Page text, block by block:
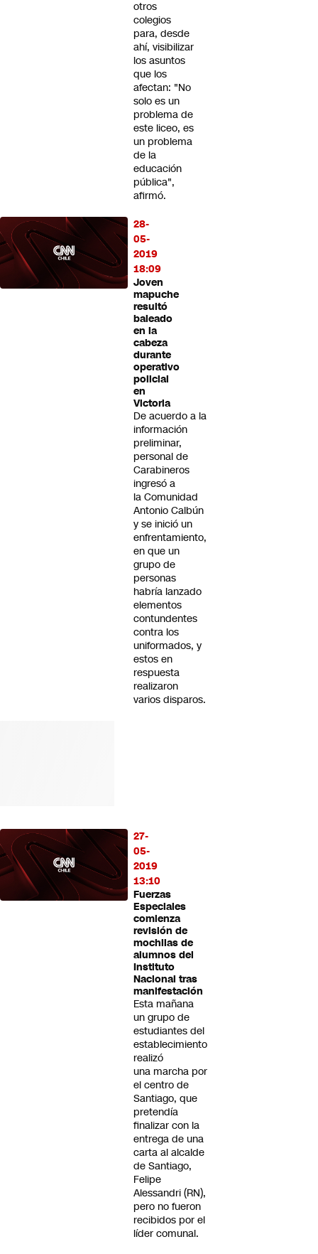
otros
colegios
para, desde
ahí, visibilizar
los asuntos
que los
afectan: "No
solo es un
problema de
este liceo, es
un problema
de la
educación
pública",
afirmó.
28-
05-
2019
18:09
Joven
mapuche
resultó
baleado
en la
cabeza
durante
operativo
policial
en
Victoria
De acuerdo a la
información
preliminar,
personal de
Carabineros
ingresó a
la Comunidad
Antonio Calbún
y se inició un
enfrentamiento,
en que un
grupo de
personas
habría lanzado
elementos
contundentes
contra los
uniformados, y
estos en
respuesta
realizaron
varios disparos.
27-
05-
2019
13:10
Fuerzas
Especiales
comienza
revisión de
mochilas de
alumnos del
Instituto
Nacional tras
manifestación
Esta mañana
un grupo de
estudiantes del
establecimiento
realizó
una marcha por
el centro de
Santiago, que
pretendía
finalizar con la
entrega de una
carta al alcalde
de Santiago,
Felipe
Alessandri (RN),
pero no fueron
recibidos por el
líder comunal.